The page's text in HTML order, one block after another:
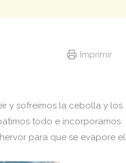
Imprimir
y sofreímos la cebolla y los
todo e incorporamos
para que se evapore el